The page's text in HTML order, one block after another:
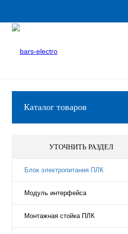
Каталог товаров
УТОЧНИТЬ РАЗДЕЛ
Блок электропитания ПЛК
Модуль интерфейса
Монтажная стойка ПЛК